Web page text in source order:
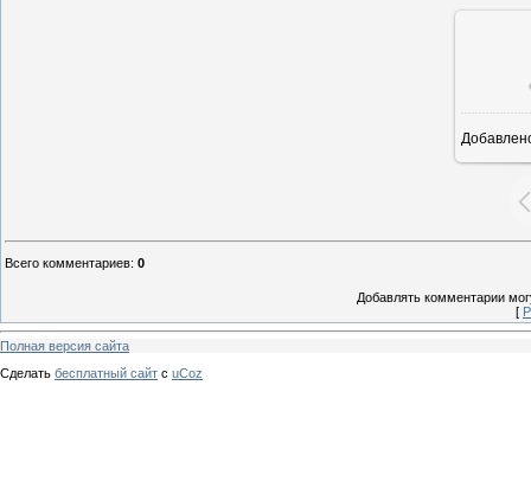
Всего комментариев: 0
Добавлять комментарии
[
Полная версия сайта
Сделать бесплатный сайт с uCoz